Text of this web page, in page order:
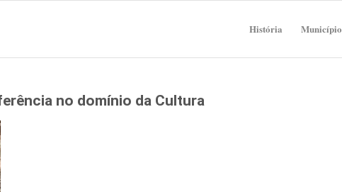
História Município
no domínio da Cultura